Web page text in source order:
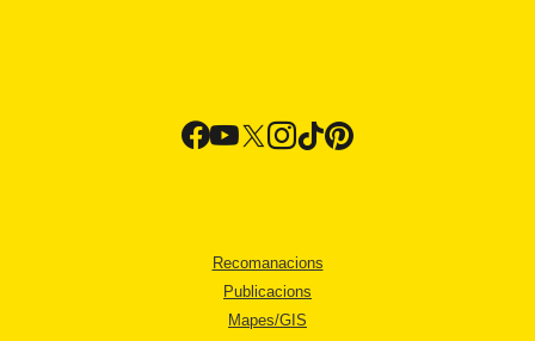
Recomanacions
Publicacions
Mapes/GIS